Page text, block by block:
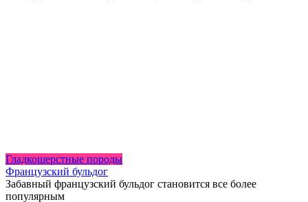
Гладкошерстные породы
Французский бульдог
Забавный французский бульдог становится все более
популярным